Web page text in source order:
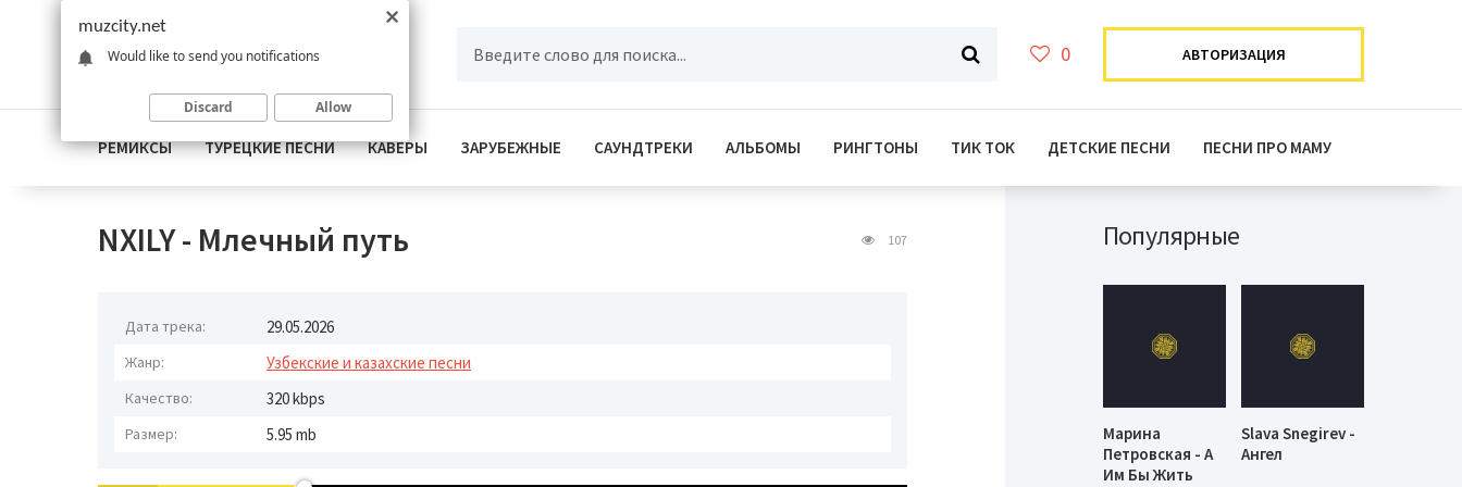
0 АВТОРИЗАЦИЯ
РЕМИКСЫ ТУРЕЦКИЕ ПЕСНИ КАВЕРЫ ЗАРУБЕЖНЫЕ САУНДТРЕКИ АЛЬБОМЫ РИНГТОНЫ ТИК ТОК ДЕТСКИЕ ПЕСНИ ПЕСНИ ПРО МАМУ
NXILY - Млечный путь 107
Дата трека: 29.05.2026
Жанр: Узбекские и казахские песни
Качество: 320 kbps
Размер: 5.95 mb
Популярные
Марина
Петровская - А
Им Бы Жить
Slava Snegirev -
Ангел
muzcity.net
Would like to send you notifications
Discard Allow